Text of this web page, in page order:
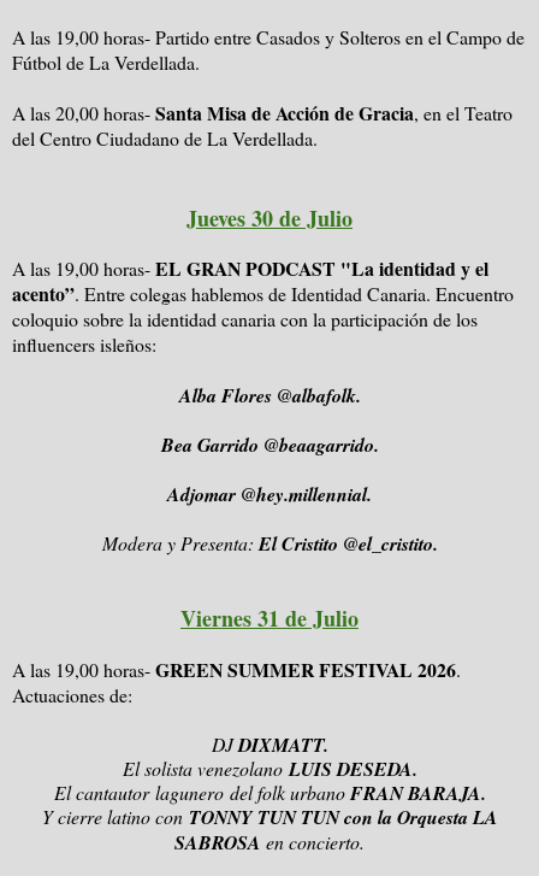
A las 19,00 horas- Partido entre Casados y Solteros en el Campo de
Fútbol de La Verdellada.
A las 20,00 horas-Santa Misa de Acción de Gracia, en el Teatro
del Centro Ciudadano de La Verdellada.
Jueves 30 de Julio
A las 19,00 horas-EL GRAN PODCAST "La identidad y el
acento”. Entre colegas hablemos de Identidad Canaria. Encuentro
coloquio sobre la identidad canaria con la participación de los
influencers isleños:
Alba Flores @albafolk.
Bea Garrido @beaagarrido.
Adjomar @hey.millennial.
Modera y Presenta:El Cristito @el_cristito.
Viernes 31 de Julio
A las 19,00 horas-GREEN SUMMER FESTIVAL 2026.
Actuaciones de:
DJDIXMATT.
El solista venezolano LUIS DESEDA.
El cantautorlagunero del folk urbanoFRAN BARAJA.
Y cierre latino con TONNY TUN TUN con la Orquesta LA
SABROSA en concierto.